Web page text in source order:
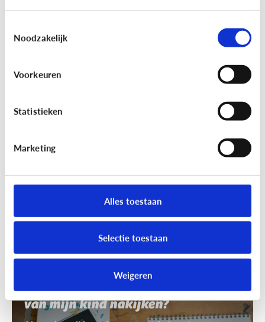
Noodzakelijk
Voorkeuren
Statistieken
Marketing
Alles toestaan
Selectie toestaan
Weigeren
Privacy
op afbeelding’ is
gebruiken. Daarvoor heb je toestemming nodig.
Mag ik de smartphone of tablet
van mijn kind nakijken?